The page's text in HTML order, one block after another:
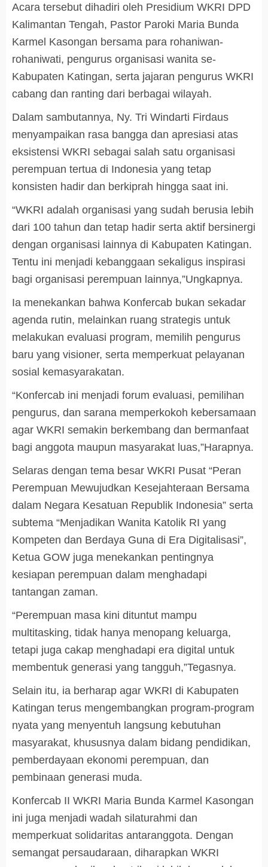
Acara tersebut dihadiri oleh Presidium WKRI DPD
Kalimantan Tengah, Pastor Paroki Maria Bunda
Karmel Kasongan bersama para rohaniwan-
rohaniwati, pengurus organisasi wanita se-
Kabupaten Katingan, serta jajaran pengurus WKRI
cabang dan ranting dari berbagai wilayah.
Dalam sambutannya, Ny. Tri Windarti Firdaus
menyampaikan rasa bangga dan apresiasi atas
eksistensi WKRI sebagai salah satu organisasi
perempuan tertua di Indonesia yang tetap
konsisten hadir dan berkiprah hingga saat ini.
“WKRI adalah organisasi yang sudah berusia lebih
dari 100 tahun dan tetap hadir serta aktif bersinergi
dengan organisasi lainnya di Kabupaten Katingan.
Tentu ini menjadi kebanggaan sekaligus inspirasi
bagi organisasi perempuan lainnya,”Ungkapnya.
Ia menekankan bahwa Konfercab bukan sekadar
agenda rutin, melainkan ruang strategis untuk
melakukan evaluasi program, memilih pengurus
baru yang visioner, serta memperkuat pelayanan
sosial kemasyarakatan.
“Konfercab ini menjadi forum evaluasi, pemilihan
pengurus, dan sarana memperkokoh kebersamaan
agar WKRI semakin berkembang dan bermanfaat
bagi anggota maupun masyarakat luas,”Harapnya.
Selaras dengan tema besar WKRI Pusat “Peran
Perempuan Mewujudkan Kesejahteraan Bersama
dalam Negara Kesatuan Republik Indonesia” serta
subtema “Menjadikan Wanita Katolik RI yang
Kompeten dan Berdaya Guna di Era Digitalisasi”,
Ketua GOW juga menekankan pentingnya
kesiapan perempuan dalam menghadapi
tantangan zaman.
“Perempuan masa kini dituntut mampu
multitasking, tidak hanya menopang keluarga,
tetapi juga cakap menghadapi era digital untuk
membentuk generasi yang tangguh,”Tegasnya.
Selain itu, ia berharap agar WKRI di Kabupaten
Katingan terus mengembangkan program-program
nyata yang menyentuh langsung kebutuhan
masyarakat, khususnya dalam bidang pendidikan,
pemberdayaan ekonomi perempuan, dan
pembinaan generasi muda.
Konfercab II WKRI Maria Bunda Karmel Kasongan
ini juga menjadi wadah silaturahmi dan
memperkuat solidaritas antaranggota. Dengan
semangat persaudaraan, diharapkan WKRI